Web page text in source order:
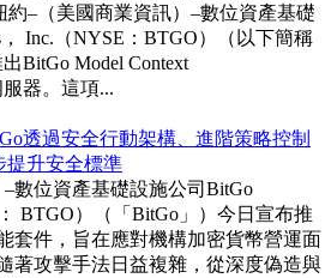
約–（美國商業資訊）–數位資產基礎
Inc.（NYSE：BTGO）（以下簡稱
BitGo Model Context
器。這項...
透過安全行動架構、進階策略控制
提升安全標準
數位資產基礎設施公司BitGo
BTGO）（「BitGo」）今日宣布推
套件，旨在應對機構加密貨幣營運面
著攻擊手法日益複雜，從深度偽造與